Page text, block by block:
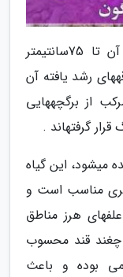
گون گیاهی است چندساله که ارتفاع آن تا 75سانتیمتر
رشد یافته آن
از برگچههایی
گرفتهاند .
میشود، این گیاه
مناسب است و
هرز مناطق
چغند قند محسوب
بوده و باعث